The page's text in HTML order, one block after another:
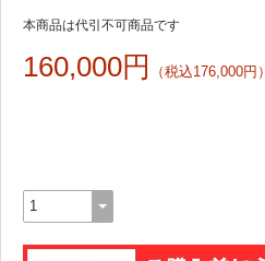
本商品は代引不可商品です
160,000円 （税込176,000円）